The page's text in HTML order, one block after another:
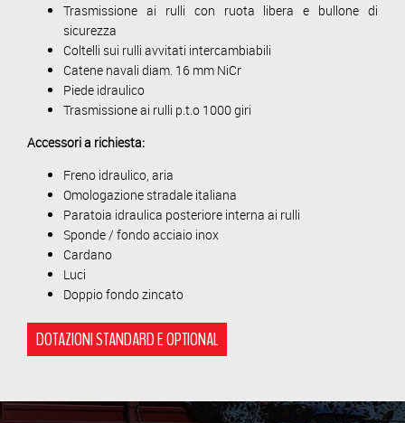
Trasmissione ai rulli con ruota libera e bullone di
sicurezza
Coltelli sui rulli avvitati intercambiabili
Catene navali diam. 16 mm NiCr
Piede idraulico
Trasmissione ai rulli p.t.o 1000 giri
Accessori a richiesta:
Freno idraulico, aria
Omologazione stradale italiana
Paratoia idraulica posteriore interna ai rulli
Sponde / fondo acciaio inox
Cardano
Luci
Doppio fondo zincato
DOTAZIONI STANDARD E OPTIONAL